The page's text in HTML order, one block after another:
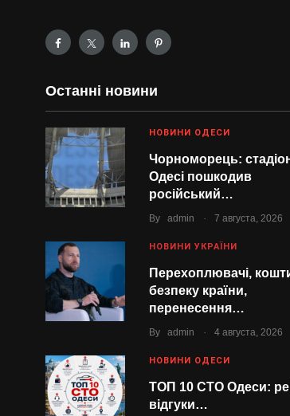
Останні новини
НОВИНИ ОДЕСИ
Чорноморець:
Одесі пошкодив
російський…
By admin . 7 августа, 2026
НОВИНИ УКРАЇНИ
Перехоплювачі,
безпеку країни,
перенесення…
By admin . 4 августа, 2026
НОВИНИ ОДЕСИ
ТОП 10 СТО Одеси:
відгуки…